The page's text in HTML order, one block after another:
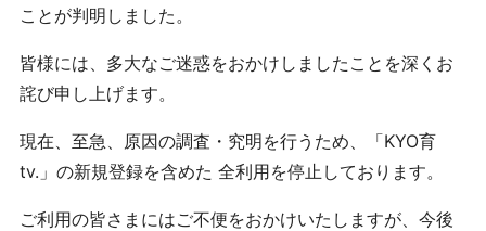
ことが判明しました。
皆様には、多大なご迷惑をおかけしましたことを深くお
詫び申し上げます。
現在、至急、原因の調査・究明を行うため、「KYO育
tv.」の新規登録を含めた 全利用を停止しております。
ご利用の皆さまにはご不便をおかけいたしますが、今後